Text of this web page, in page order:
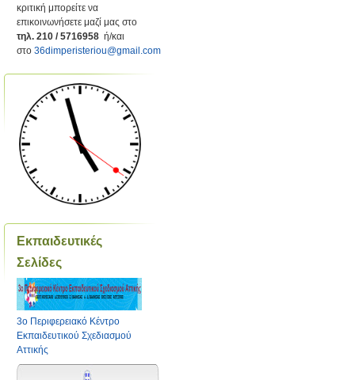
κριτική μπορείτε να
επικοινωνήσετε μαζί μας στο
τηλ. 210 / 5716958 ή/και
στο 36dimperisteriou@gmail.com
Εκπαιδευτικές
Σελίδες
3ο Περιφερειακό Κέντρο
Εκπαιδευτικού Σχεδιασμού
Αττικής